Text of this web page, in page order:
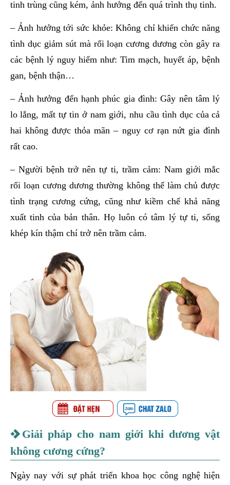
tinh trùng cũng kém, ảnh hưởng đến quá trình thụ tinh.
– Ảnh hưởng tới sức khỏe: Không chỉ khiến chức năng
tình dục giảm sút mà rối loạn cương dương còn gây ra
các bệnh lý nguy hiểm như: Tim mạch, huyết áp, bệnh
gan, bệnh thận…
– Ảnh hưởng đến hạnh phúc gia đình: Gây nên tâm lý
lo lắng, mất tự tin ở nam giới, nhu cầu tình dục của cả
hai không được thỏa mãn – nguy cơ rạn nứt gia đình
rất cao.
– Người bệnh trở nên tự ti, trầm cảm: Nam giới mắc
rối loạn cương dương thường không thể làm chủ được
tình trạng cương cứng, cũng như kiềm chế khả năng
xuất tinh của bản thân. Họ luôn có tâm lý tự ti, sống
khép kín thậm chí trở nên trầm cảm.
Giải pháp cho nam giới khi dương vật
không cương cứng?
Ngày nay với sự phát triển khoa học công nghệ hiện